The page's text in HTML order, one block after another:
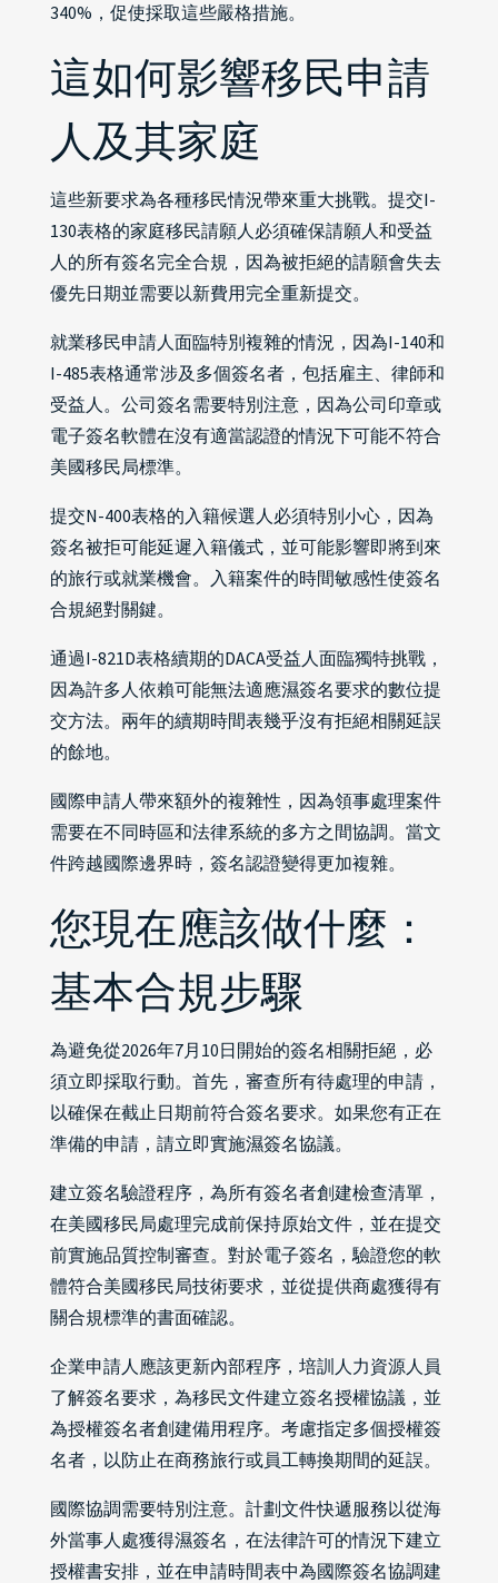
340%，促使採取這些嚴格措施。
這如何影響移民申請
人及其家庭
這些新要求為各種移民情況帶來重大挑戰。提交I-
130表格的家庭移民請願人必須確保請願人和受益
人的所有簽名完全合規，因為被拒絕的請願會失去
優先日期並需要以新費用完全重新提交。
就業移民申請人面臨特別複雜的情況，因為I-140和
I-485表格通常涉及多個簽名者，包括雇主、律師和
受益人。公司簽名需要特別注意，因為公司印章或
電子簽名軟體在沒有適當認證的情況下可能不符合
美國移民局標準。
提交N-400表格的入籍候選人必須特別小心，因為
簽名被拒可能延遲入籍儀式，並可能影響即將到來
的旅行或就業機會。入籍案件的時間敏感性使簽名
合規絕對關鍵。
通過I-821D表格續期的DACA受益人面臨獨特挑戰，
因為許多人依賴可能無法適應濕簽名要求的數位提
交方法。兩年的續期時間表幾乎沒有拒絕相關延誤
的餘地。
國際申請人帶來額外的複雜性，因為領事處理案件
需要在不同時區和法律系統的多方之間協調。當文
件跨越國際邊界時，簽名認證變得更加複雜。
您現在應該做什麼：
基本合規步驟
為避免從2026年7月10日開始的簽名相關拒絕，必
須立即採取行動。首先，審查所有待處理的申請，
以確保在截止日期前符合簽名要求。如果您有正在
準備的申請，請立即實施濕簽名協議。
建立簽名驗證程序，為所有簽名者創建檢查清單，
在美國移民局處理完成前保持原始文件，並在提交
前實施品質控制審查。對於電子簽名，驗證您的軟
體符合美國移民局技術要求，並從提供商處獲得有
關合規標準的書面確認。
企業申請人應該更新內部程序，培訓人力資源人員
了解簽名要求，為移民文件建立簽名授權協議，並
為授權簽名者創建備用程序。考慮指定多個授權簽
名者，以防止在商務旅行或員工轉換期間的延誤。
國際協調需要特別注意。計劃文件快遞服務以從海
外當事人處獲得濕簽名，在法律許可的情況下建立
授權書安排，並在申請時間表中為國際簽名協調建